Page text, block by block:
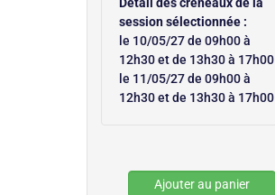
Détail des créneaux de la
session sélectionnée :
le 10/05/27 de 09h00 à
12h30 et de 13h30 à 17h00
le 11/05/27 de 09h00 à
12h30 et de 13h30 à 17h00
Ajouter au panier